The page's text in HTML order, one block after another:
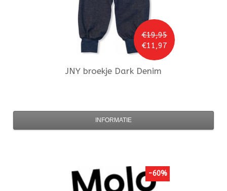
€19,95
€11,97
JNY broekje Dark Denim
INFORMATIE
-60%